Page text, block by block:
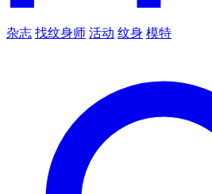
杂志 找纹身师 活动 纹身 模特